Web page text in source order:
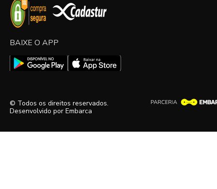
BAIXE O APP
© Todos os direitos reservados.
Desenvolvido por Embarca